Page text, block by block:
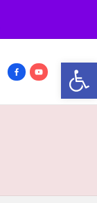
a
o
o
e